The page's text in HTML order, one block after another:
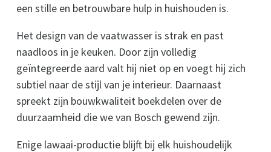
een stille en betrouwbare hulp in huishouden is.
Het design van de vaatwasser is strak en past
naadloos in je keuken. Door zijn volledig
geïntegreerde aard valt hij niet op en voegt hij zich
subtiel naar de stijl van je interieur. Daarnaast
spreekt zijn bouwkwaliteit boekdelen over de
duurzaamheid die we van Bosch gewend zijn.
Enige lawaai-productie blijft bij elk huishoudelijk